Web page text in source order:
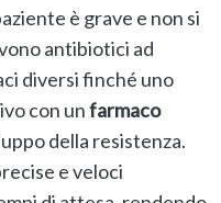
è grave e non si
antibiotici ad
diversi finché uno
con unfarmaco
della resistenza.
e veloci